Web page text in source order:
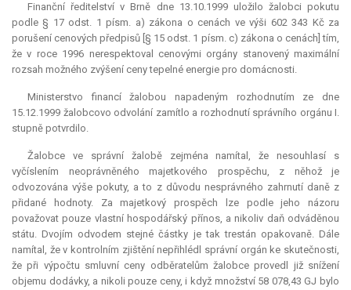
Finanční ředitelství v Brně dne 13.10.1999 uložilo žalobci pokutu
podle § 17 odst. 1 písm. a) zákona o cenách ve výši 602 343 Kč za
porušení cenových předpisů [§ 15 odst. 1 písm. c) zákona o cenách] tím,
že v roce 1996 nerespektoval cenovými orgány stanovený maximální
rozsah možného zvýšení ceny tepelné energie pro domácnosti.
Ministerstvo financí žalobou napadeným rozhodnutím ze dne
15.12.1999 žalobcovo odvolání zamítlo a rozhodnutí správního orgánu I.
stupně potvrdilo.
Žalobce ve správní žalobě zejména namítal, že nesouhlasí s
vyčíslením neoprávněného majetkového prospěchu, z něhož je
odvozována výše pokuty, a to z důvodu nesprávného zahrnutí daně z
přidané hodnoty. Za majetkový prospěch lze podle jeho názoru
považovat pouze vlastní hospodářský přínos, a nikoliv daň odváděnou
státu. Dvojím odvodem stejné částky je tak trestán opakovaně. Dále
namítal, že v kontrolním zjištění nepřihlédl správní orgán ke skutečnosti,
že při výpočtu smluvní ceny odběratelům žalobce provedl již snížení
objemu dodávky, a nikoli pouze ceny, i když množství 58 078,43 GJ bylo